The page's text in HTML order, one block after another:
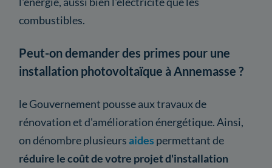
combustibles.
Peut-on demander des primes pour une
installation photovoltaïque à Annemasse ?
le Gouvernement pousse aux travaux de
rénovation et d'amélioration énergétique. Ainsi,
on dénombre plusieursaides permettant de
réduire le coût de votre projet d'installation